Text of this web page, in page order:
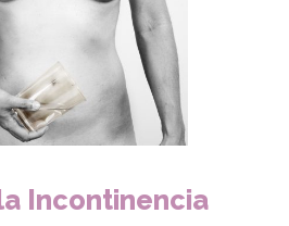
Incontinencia